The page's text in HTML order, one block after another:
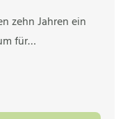
zehn Jahren ein
für…